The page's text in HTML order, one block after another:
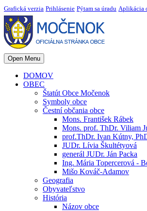
Grafická verzia Prihlásenie Pýtam sa úradu Aplikácia
Open Menu
DOMOV
OBEC
Štatút Obce Močenok
Symboly obce
Čestní občania obce
Mons. František Rábek
Mons. prof. ThDr. Viliam
prof.ThDr. Ivan Kútny,
JUDr. Lívia Škultétyová
generál JUDr. Ján Packa
Ing. Mária Topercerová -
Mišo Kováč-Adamov
Geografia
Obyvateľstvo
História
Názov obce